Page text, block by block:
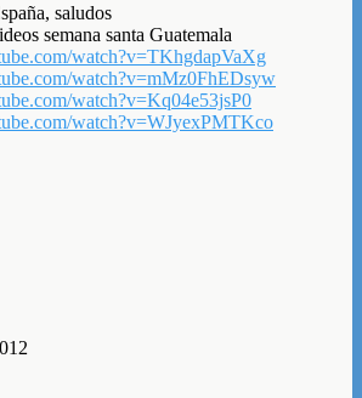
saludos
semana santa Guatemala
watch?v=TKhgdapVaXg
watch?v=mMz0FhEDsyw
watch?v=Kq04e53jsP0
watch?v=WJyexPMTKco